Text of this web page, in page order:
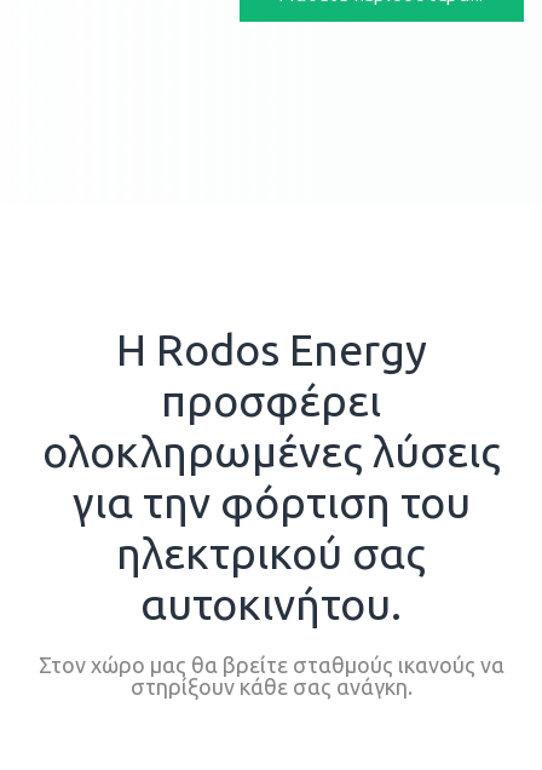
Η Rodos Energy
προσφέρει
ολοκληρωμένες λύσεις
για την φόρτιση του
ηλεκτρικού σας
αυτοκινήτου.
Στον χώρο μας θα βρείτε σταθμούς ικανούς να
στηρίξουν κάθε σας ανάγκη.